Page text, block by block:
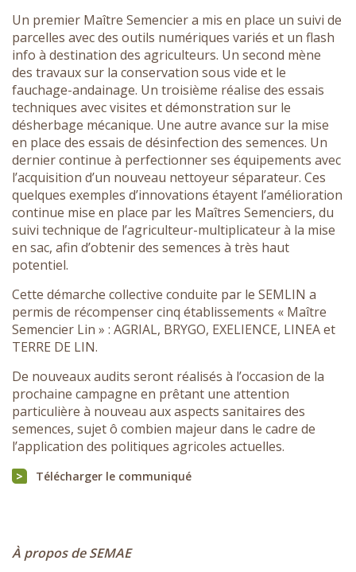
Un premier Maître Semencier a mis en place un suivi de
parcelles avec des outils numériques variés et un flash
info à destination des agriculteurs. Un second mène
des travaux sur la conservation sous vide et le
fauchage-andainage. Un troisième réalise des essais
techniques avec visites et démonstration sur le
désherbage mécanique. Une autre avance sur la mise
en place des essais de désinfection des semences. Un
dernier continue à perfectionner ses équipements avec
l’acquisition d’un nouveau nettoyeur séparateur. Ces
quelques exemples d’innovations étayent l’amélioration
continue mise en place par les Maîtres Semenciers, du
suivi technique de l’agriculteur-multiplicateur à la mise
en sac, afin d’obtenir des semences à très haut
potentiel.
Cette démarche collective conduite par le SEMLIN a
permis de récompenser cinq établissements « Maître
Semencier Lin » : AGRIAL, BRYGO, EXELIENCE, LINEA et
TERRE DE LIN.
De nouveaux audits seront réalisés à l’occasion de la
prochaine campagne en prêtant une attention
particulière à nouveau aux aspects sanitaires des
semences, sujet ô combien majeur dans le cadre de
l’application des politiques agricoles actuelles.
Télécharger le communiqué
À propos de SEMAE